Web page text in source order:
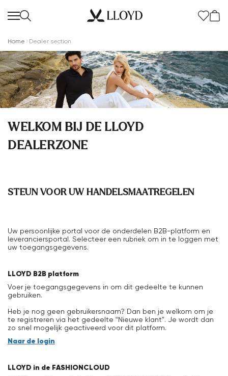
Dames startpagina
SALE
Extra 20%
Kleding
Accessoires
Verzorging & Accessoires
Vacation Shop
Home Dealer section
WELKOM BIJ DE LLOYD
DEALERZONE
STEUN VOOR UW HANDELSMAATREGELEN
Uw persoonlijke portal voor de onderdelen B2B-platform en
leveranciersportal. Selecteer een rubriek om in te loggen met
uw toegangsgegevens.
LLOYD B2B platform
Voer je toegangsgegevens in om dit gedeelte te kunnen
gebruiken.
Heb je nog geen gebruikersnaam? Dan ben je welkom om je
te registreren via het gedeelte “Nieuwe klant”. Je wordt dan
zo snel mogelijk geactiveerd voor dit platform.
Naar de login
LLOYD in de FASHIONCLOUD